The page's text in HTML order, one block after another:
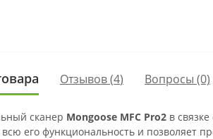
Отзывов (4) Вопросы (0)
сканер Mongoose MFC Pro2 в
его функциональность и позволяет